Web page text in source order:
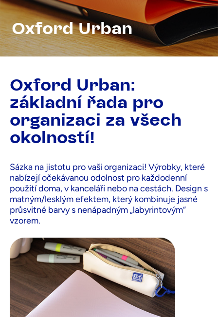
Oxford Urban
Oxford Urban:
základní řada pro
organizaci za všech
okolností!
Sázka na jistotu pro vaši organizaci! Výrobky, které
nabízejí očekávanou odolnost pro každodenní
použití doma, v kanceláři nebo na cestách. Design s
matným/lesklým efektem, který kombinuje jasné
průsvitné barvy s nenápadným „labyrintovým“
vzorem.